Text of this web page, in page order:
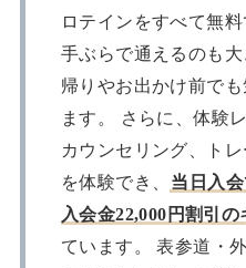
ロテインをすべて無
手ぶらで通えるのも
帰りやお出かけ前で
ます。 さらに、体験
カウンセリング、ト
を体験でき、 当日入
入会金22,000円割引
ています。 表参道・